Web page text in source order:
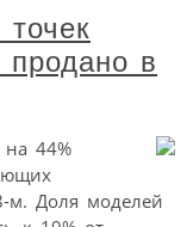
продано в
44%
м. Доля моделей